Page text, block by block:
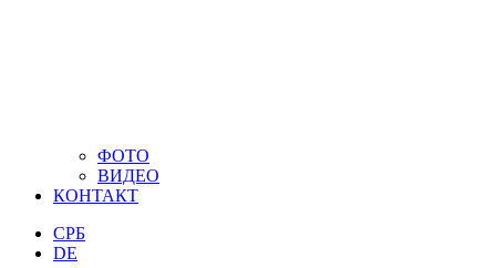
ФОТО
ВИДЕО
КОНТАКТ
СРБ
DE